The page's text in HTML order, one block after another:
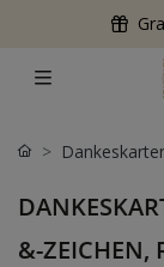
&-ZEICHEN,